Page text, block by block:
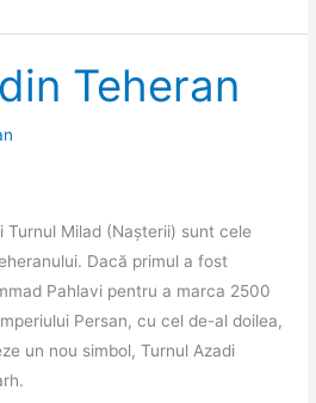
Teheran
Turnul Milad (Nașterii) sunt cele
Dacă primul a fost
Pahlavi pentru a marca 2500
Persan, cu cel de-al doilea,
un nou simbol, Turnul Azadi